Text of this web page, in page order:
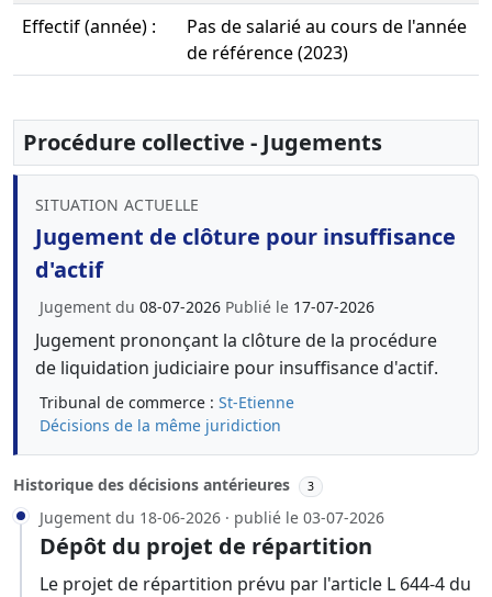
Effectif (année) :
Pas de salarié au cours de l'année
de référence (2023)
Procédure collective - Jugements
SITUATION ACTUELLE
Jugement de clôture pour insuffisance
d'actif
Jugement du 08-07-2026 Publié le 17-07-2026
Jugement prononçant la clôture de la procédure
de liquidation judiciaire pour insuffisance d'actif.
Tribunal de commerce : St-Etienne
Décisions de la même juridiction
Historique des décisions antérieures 3
Jugement du 18-06-2026 · publié le 03-07-2026
Dépôt du projet de répartition
Le projet de répartition prévu par l'article L 644-4 du